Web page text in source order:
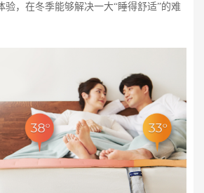
验，在冬季能够解决一大“睡得舒适”的难